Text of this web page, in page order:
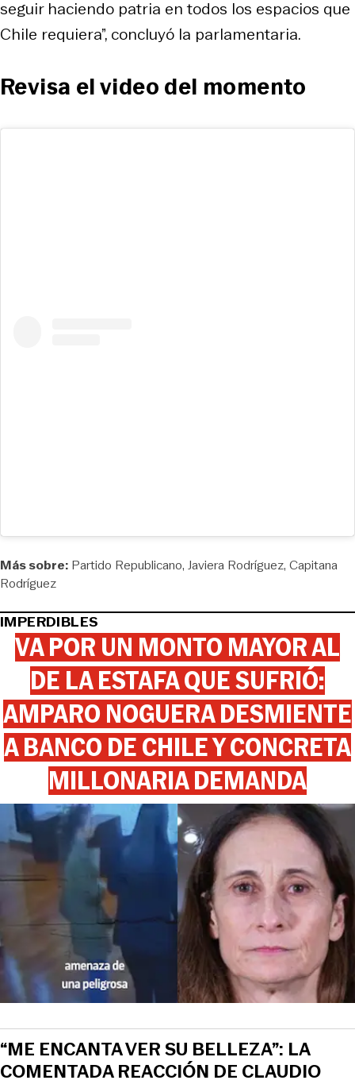
seguir haciendo patria en todos los espacios que
Chile requiera”, concluyó la parlamentaria.
Revisa el video del momento
View this post on Instagram
Más sobre: Partido Republicano Javiera Rodríguez Capitana
Rodríguez
IMPERDIBLES
VA POR UN MONTO MAYOR AL
DE LA ESTAFA QUE SUFRIÓ:
AMPARO NOGUERA DESMIENTE
A BANCO DE CHILE Y CONCRETA
MILLONARIA DEMANDA
“ME ENCANTA VER SU BELLEZA”: LA
COMENTADA REACCIÓN DE CLAUDIO